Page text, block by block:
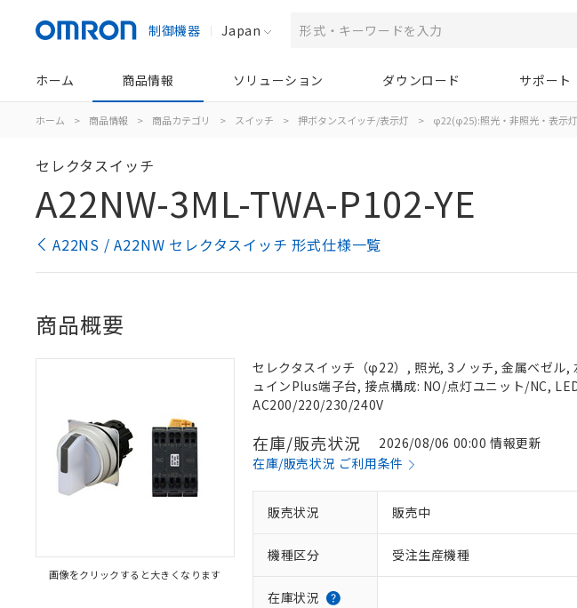
制御機器 Japan
ホーム 商品情報 ソリューション ダウンロード サポート
ホーム > 商品情報 > 商品カテゴリ > スイッチ > 押ボタンスイッチ/表示灯 > φ22(φ25):照光・非照光・表示灯
セレクタスイッチ
A22NW-3ML-TWA-P102-YE
A22NS / A22NW セレクタスイッチ 形式仕様一覧
商品概要
画像をクリックすると大きくなります
セレクタスイッチ（φ22）, 照光, 3ノッチ, 金属ベゼル
ュインPlus端子台, 接点構成: NO/点灯ユニット/NC,
AC200/220/230/240V
在庫/販売状況
2026/08/06 00:00 情報更新
在庫/販売状況 ご利用条件
販売状況 販売中
機種区分 受注生産機種
在庫状況